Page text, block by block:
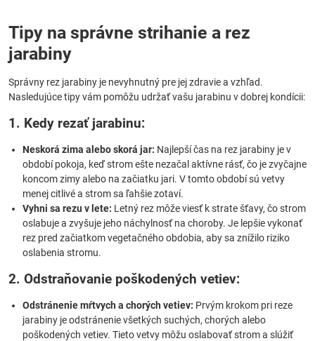
Tipy na správne strihanie a rez
jarabiny
Správny rez jarabiny je nevyhnutný pre jej zdravie a vzhľad.
Nasledujúce tipy vám pomôžu udržať vašu jarabinu v dobrej kondícii:
1. Kedy rezať jarabinu:
Neskorá zima alebo skorá jar: Najlepší čas na rez jarabiny je v
období pokoja, keď strom ešte nezačal aktívne rásť, čo je zvyčajne
koncom zimy alebo na začiatku jari. V tomto období sú vetvy
menej citlivé a strom sa ľahšie zotaví.
Vyhni sa rezu v lete: Letný rez môže viesť k strate šťavy, čo strom
oslabuje a zvyšuje jeho náchylnosť na choroby. Je lepšie vykonať
rez pred začiatkom vegetačného obdobia, aby sa znížilo riziko
oslabenia stromu.
2. Odstraňovanie poškodených vetiev:
Odstránenie mŕtvych a chorých vetiev: Prvým krokom pri reze
jarabiny je odstránenie všetkých suchých, chorých alebo
poškodených vetiev. Tieto vetvy môžu oslabovať strom a slúžiť